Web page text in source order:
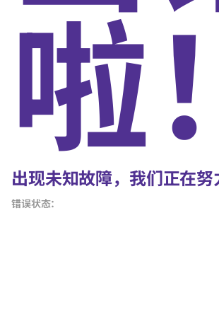
啦！
出现未知故障，我们正在努
错误状态：